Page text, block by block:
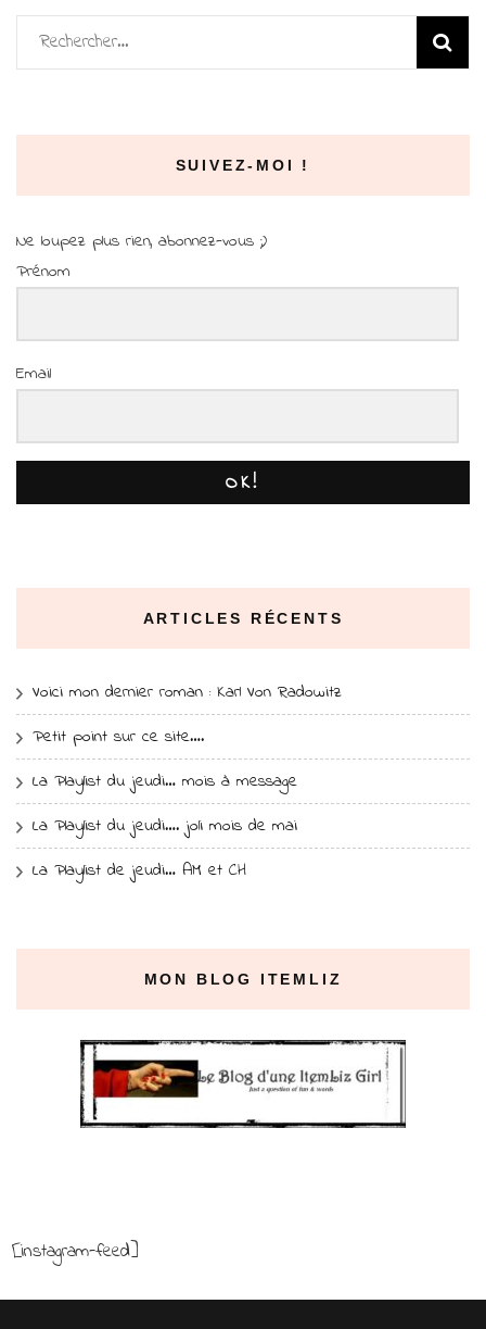
Rechercher :
SUIVEZ-MOI !
Ne loupez plus rien, abonnez-vous ;)
Prénom
Email
OK!
ARTICLES RÉCENTS
Voici mon dernier roman : Karl Von Radowitz
Petit point sur ce site….
La Playlist du jeudi… mois à message
La Playlist du jeudi…. joli mois de mai
La Playlist de jeudi… AM et CH
MON BLOG ITEMLIZ
[instagram-feed]